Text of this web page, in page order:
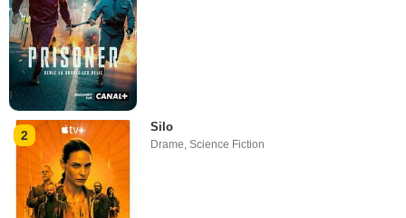
2
Silo
Drame,Science Fiction